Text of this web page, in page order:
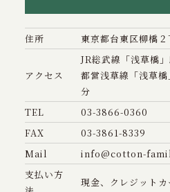
住所 東京都台東区柳橋
アクセス
JR総武線「浅草橋
都営浅草線「浅草
分
TEL
03-3866-0360
FAX
03-3861-8339
Mail
info@cotton-
支払い方
現金、クレジット